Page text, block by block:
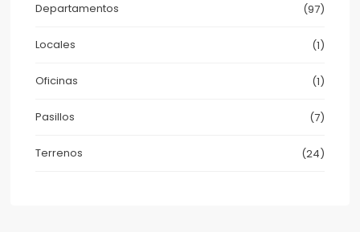
Departamentos (97)
Locales (1)
Oficinas (1)
Pasillos (7)
Terrenos (24)